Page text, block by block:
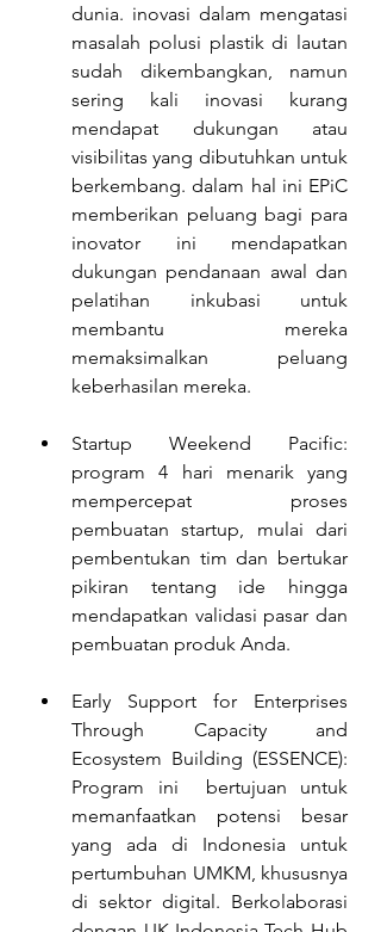
dunia. inovasi dalam mengatasi
masalah polusi plastik di lautan
sudah dikembangkan, namun
sering kali inovasi kurang
mendapat dukungan atau
visibilitas yang dibutuhkan untuk
berkembang. dalam hal ini EPiC
memberikan peluang bagi para
inovator ini mendapatkan
dukungan pendanaan awal dan
pelatihan inkubasi untuk
membantu mereka
memaksimalkan peluang
keberhasilan mereka.
Startup Weekend Pacific:
program 4 hari menarik yang
mempercepat proses
pembuatan startup, mulai dari
pembentukan tim dan bertukar
pikiran tentang ide hingga
mendapatkan validasi pasar dan
pembuatan produk Anda.
Early Support for Enterprises
Through Capacity and
Ecosystem Building (ESSENCE):
Program ini  bertujuan untuk
memanfaatkan potensi besar
yang ada di Indonesia untuk
pertumbuhan UMKM, khususnya
di sektor digital. Berkolaborasi